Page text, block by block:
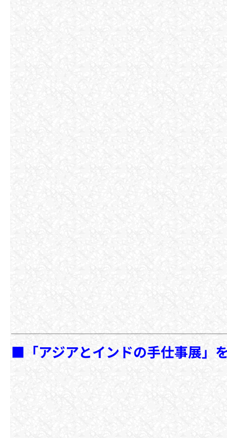
■「アジアとインドの手仕事展」